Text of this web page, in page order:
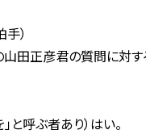
）
田正彦君の質問に対す
呼ぶ者あり）はい。